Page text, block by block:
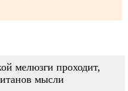
мелюзги проходит,
мысли